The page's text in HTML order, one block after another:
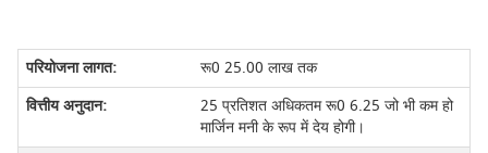
रू0 25.00 लाख तक
25 प्रतिशत अधिकतम रू0 6.25 जो भी कम हो
मार्जिन मनी के रूप में देय होगी।